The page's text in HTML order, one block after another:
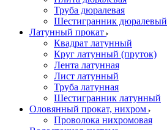
Труба дюралевая
Шестигранник дюралевый
Латунный прокат
Квадрат латунный
Круг латунный (пруток)
Лента латунная
Лист латунный
Труба латунная
Шестигранник латунный
Оловянный прокат, нихром
Проволока нихромовая